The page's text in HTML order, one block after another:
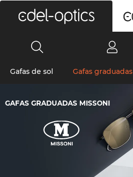
Gafas de sol Gafas graduadas
GAFAS GRADUADAS MISSONI